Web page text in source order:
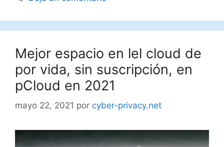
Mejor espacio en lel cloud de
por vida, sin suscripción, en
pCloud en 2021
mayo 22, 2021 por cyber-privacy.net